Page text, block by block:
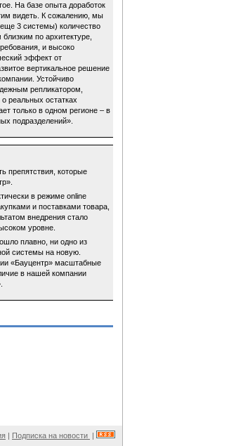
На базе опыта доработок
видеть. К сожалению, мы
3 системы) количество
по архитектуре,
и высоко
эффект от
вертикальное решение
Устойчиво
репликатором,
реальных остатках
только в одном регионе – в
подразделений».
препятствия, которые
в режиме online
и поставками товара,
внедрения стало
уровне.
плавно, ни одно из
системы на новую.
«Бауцентр» масштабные
в нашей компании
| Подписка на новости |